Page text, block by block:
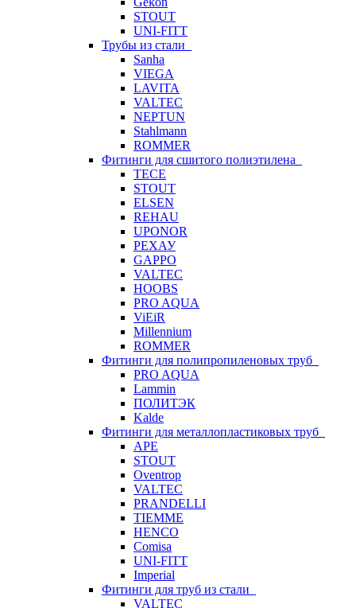
STOUT
UNI-FITT
Трубы из стали
Sanha
VIEGA
LAVITA
VALTEC
NEPTUN
Stahlmann
ROMMER
Фитинги для сшитого полиэтилена
TECE
STOUT
ELSEN
REHAU
UPONOR
РЕХАУ
GAPPO
VALTEC
HOOBS
PRO AQUA
ViEiR
Millennium
ROMMER
Фитинги для полипропиленовых труб
PRO AQUA
Lammin
ПОЛИТЭК
Kalde
Фитинги для металлопластиковых труб
APE
STOUT
Oventrop
VALTEC
PRANDELLI
TIEMME
HENCO
Comisa
UNI-FITT
Imperial
Фитинги для труб из стали
VALTEC